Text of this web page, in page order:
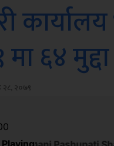
६४ मुद्दा
२०७९